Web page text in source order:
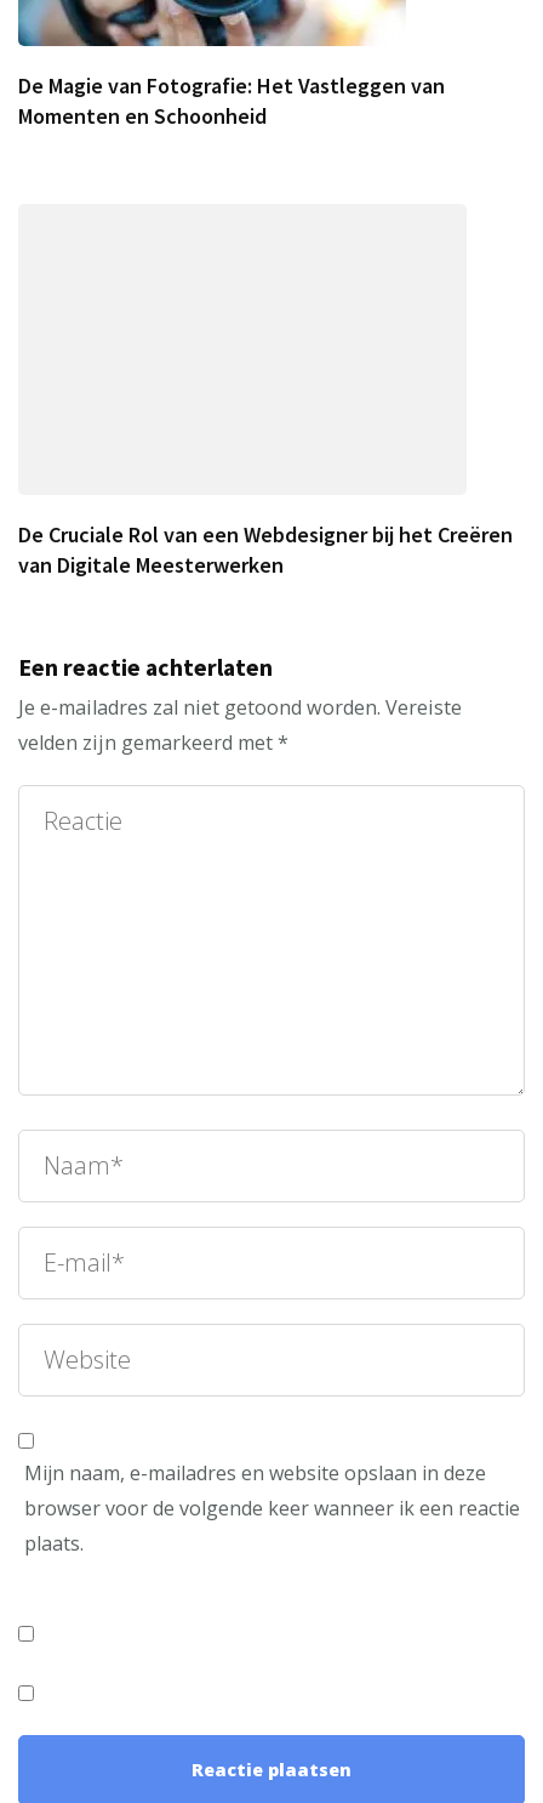
De Magie van Fotografie: Het Vastleggen van
Momenten en Schoonheid
De Cruciale Rol van een Webdesigner bij het Creëren
van Digitale Meesterwerken
Een reactie achterlaten
Je e-mailadres zal niet getoond worden. Vereiste
velden zijn gemarkeerd met*
Mijn naam, e-mailadres en website opslaan in deze
browser voor de volgende keer wanneer ik een reactie
plaats.